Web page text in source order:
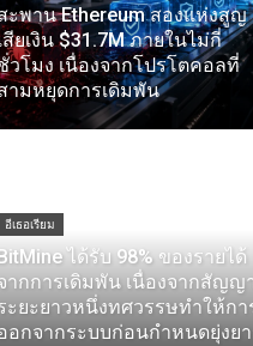
ะพาน Ethereum สองแห่งสูญ
สียเงิน $31.7M ภายในไม่กี่
วโมง เนื่องจากโปรโตคอลที่
ามหยุดการเดิมพัน
อีเธอเรียม
BitMine ได้รับ 98% ของรายได้
ากการเดิมพัน เนื่องจากสัญญ
ะยะยาวหนึ่งทศวรรษทำให้กา
อกจากระบบก่อนกำหนดยุ่งย